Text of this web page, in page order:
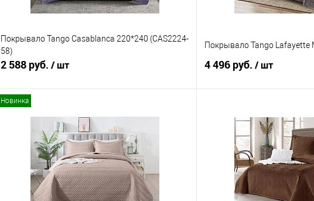
Покрывало Tango Casablanca 220*240 (CAS2224-
58)
2 588 руб. / шт
Купить в 1 клик
Сравнение
В избранное
В наличии
Покрывало Tango Lafayette
4 496 руб. / шт
Купить в 1 клик
В избранное
Новинка